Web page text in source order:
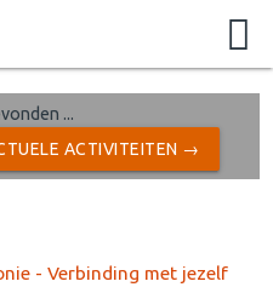
...
ACTIVITEITEN →
- Verbinding met jezelf